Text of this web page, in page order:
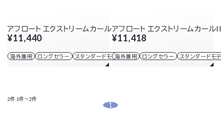
アフロート エクストリームカールII プラス 38mm
¥11,440
海外兼用 ロングセラー スタンダードモデル
アフロート エクストリームカー
¥11,418
海外兼用 ロングセラー スタンダードモ
2件 1件～2件
1